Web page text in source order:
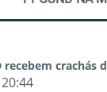
recebem crachás